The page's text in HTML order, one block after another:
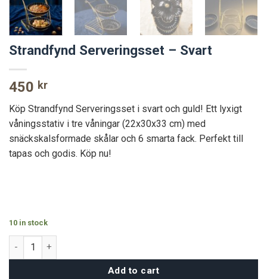
Strandfynd Serveringsset – Svart
450 kr
Köp Strandfynd Serveringsset i svart och guld! Ett lyxigt
våningsstativ i tre våningar (22x30x33 cm) med
snäckskalsformade skålar och 6 smarta fack. Perfekt till
tapas och godis. Köp nu!
10 in stock
Strandfynd Serveringsset - Svart quantity
Add to cart